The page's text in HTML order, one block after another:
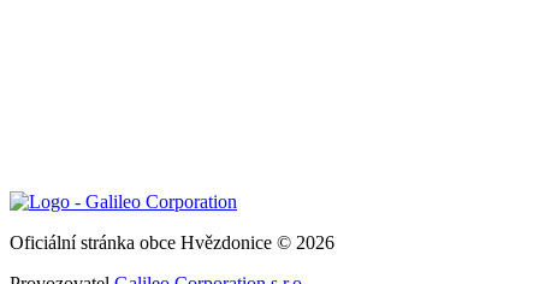
Oficiální stránka obce Hvězdonice © 2026